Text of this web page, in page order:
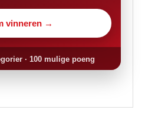
vinneren →
· 100 mulige poeng